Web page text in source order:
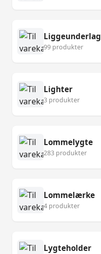
Liggeunderlag
99 produkter
Lighter
3 produkter
Lommelygte
283 produkter
Lommelærke
4 produkter
Lygteholder